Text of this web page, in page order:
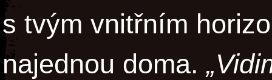
s tvým vnitřním
najednou doma.